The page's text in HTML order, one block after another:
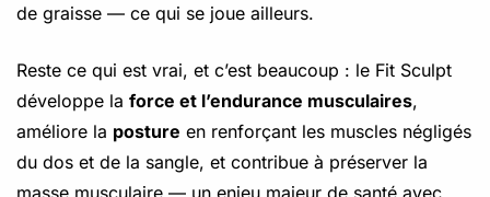
de graisse — ce qui se joue ailleurs.
Reste ce qui est vrai, et c’est beaucoup : le Fit Sculpt
développe la force et l’endurance musculaires,
améliore la posture en renforçant les muscles négligés
du dos et de la sangle, et contribue à préserver la
masse musculaire — un enjeu majeur de santé avec